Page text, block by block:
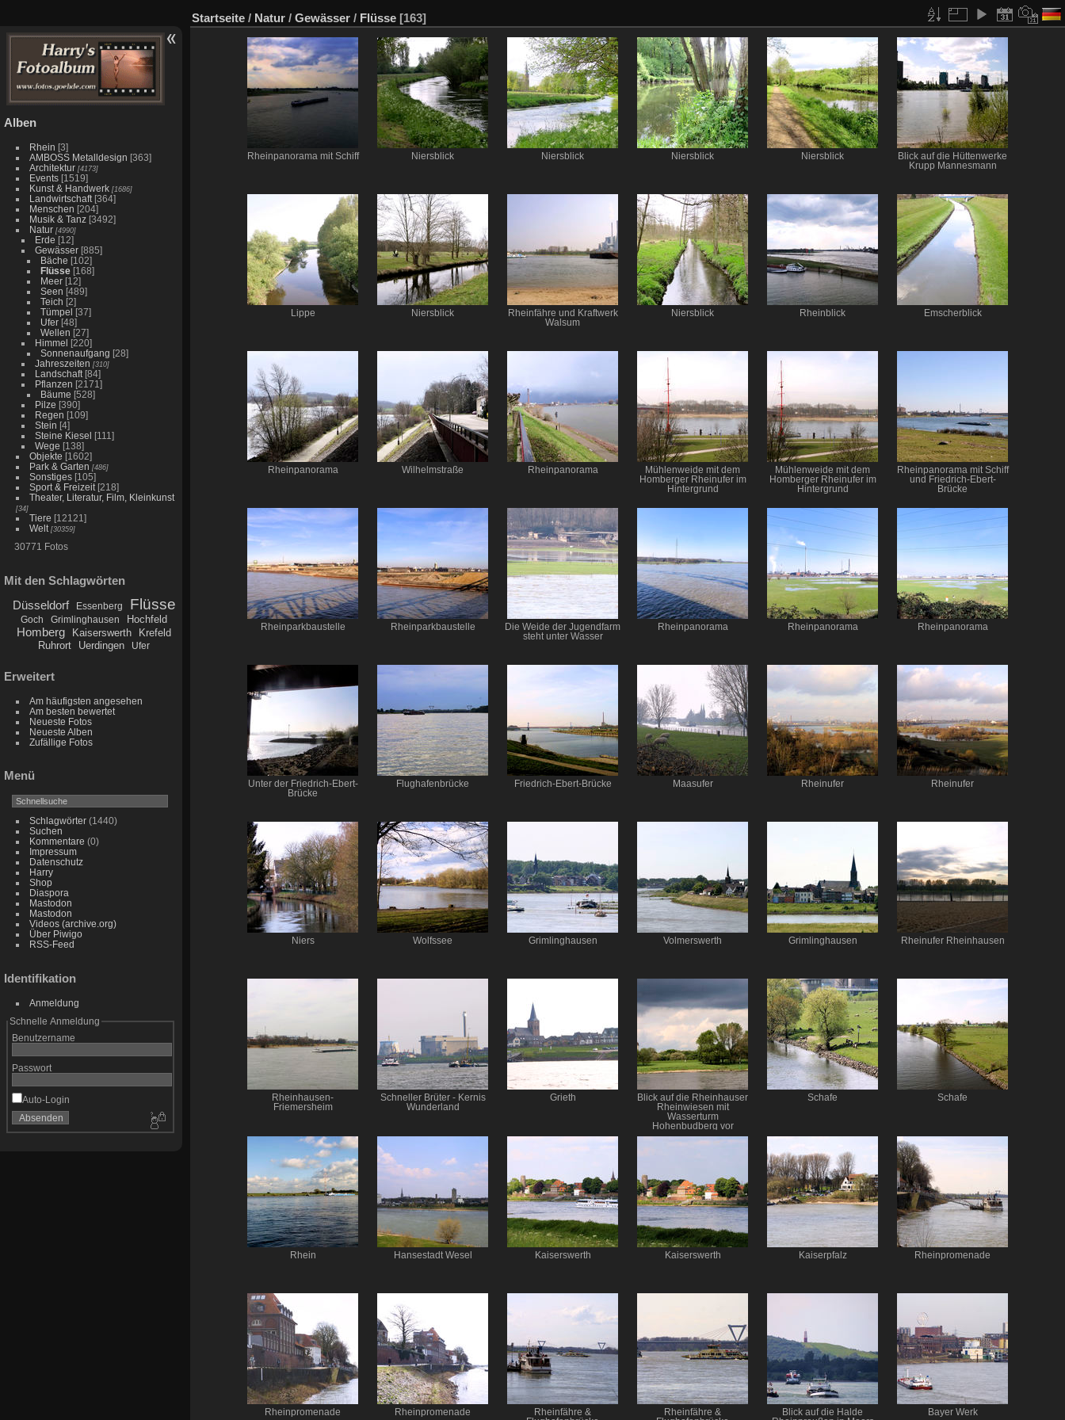
Alben
Rhein [3]
AMBOSS Metalldesign [363]
Architektur [4173]
Events [1519]
Kunst & Handwerk [1686]
Landwirtschaft [364]
Menschen [204]
Musik & Tanz [3492]
Natur [4990]
Erde [12]
Gewässer [885]
Bäche [102]
Flüsse [168]
Meer [12]
Seen [489]
Teich [2]
Tümpel [37]
Ufer [48]
Wellen [27]
Himmel [220]
Sonnenaufgang [28]
Jahreszeiten [310]
Landschaft [84]
Pflanzen [2171]
Bäume [528]
Pilze [390]
Regen [109]
Stein [4]
Steine Kiesel [111]
Wege [138]
Objekte [1602]
Park & Garten [486]
Sonstiges [105]
Sport & Freizeit [218]
Theater, Literatur, Film, Kleinkunst
[34]
Tiere [12121]
Welt [30359]
30771 Fotos
Mit den Schlagwörten
Düsseldorf
Essenberg Flüsse
Goch Grimlinghausen Hochfeld
Homberg Kaiserswerth
Krefeld
Ruhrort
Uerdingen Ufer
Erweitert
Am häufigsten angesehen
Am besten bewertet
Neueste Fotos
Neueste Alben
Zufällige Fotos
Menü
Schlagwörter(1440)
Suchen
Kommentare (0)
Impressum
Datenschutz
Harry
Shop
Diaspora
Mastodon
Mastodon
Videos (archive.org)
Über Piwigo
RSS-Feed
Identifikation
Anmeldung
Schnelle Anmeldung
Benutzername
Passwort
Auto-Login
Startseite / Natur / Gewässer / Flüsse [163]
Rheinpanorama mit Schiff Niersblick Niersblick Niersblick Niersblick
Blick auf die Hüttenwerke
Krupp Mannesmann
Lippe Niersblick
Rheinfähre und Kraftwerk
Walsum
Niersblick Rheinblick Emscherblick
Rheinpanorama Wilhelmstraße Rheinpanorama
Mühlenweide mit dem
Homberger Rheinufer im
Hintergrund
Mühlenweide mit dem
Homberger Rheinufer im
Hintergrund
Rheinpanorama mit Schiff
und Friedrich-Ebert-
Brücke
Rheinparkbaustelle Rheinparkbaustelle
Die Weide der Jugendfarm
steht unter Wasser
Rheinpanorama Rheinpanorama Rheinpanorama
Unter der Friedrich-Ebert-
Brücke
Flughafenbrücke Friedrich-Ebert-Brücke Maasufer Rheinufer Rheinufer
Niers Wolfssee Grimlinghausen Volmerswerth Grimlinghausen Rheinufer Rheinhausen
Rheinhausen-
Friemersheim
Schneller Brüter - Kernis
Wunderland
Grieth
Blick auf die Rheinhauser
Rheinwiesen mit
Wasserturm
Hohenbudberg vor
bewölktem Himmel
Schafe Schafe
Rhein Hansestadt Wesel Kaiserswerth Kaiserswerth Kaiserpfalz Rheinpromenade
Rheinpromenade Rheinpromenade
Rheinfähre &
Rheinfähre &
Blick auf die Halde
Bayer Werk